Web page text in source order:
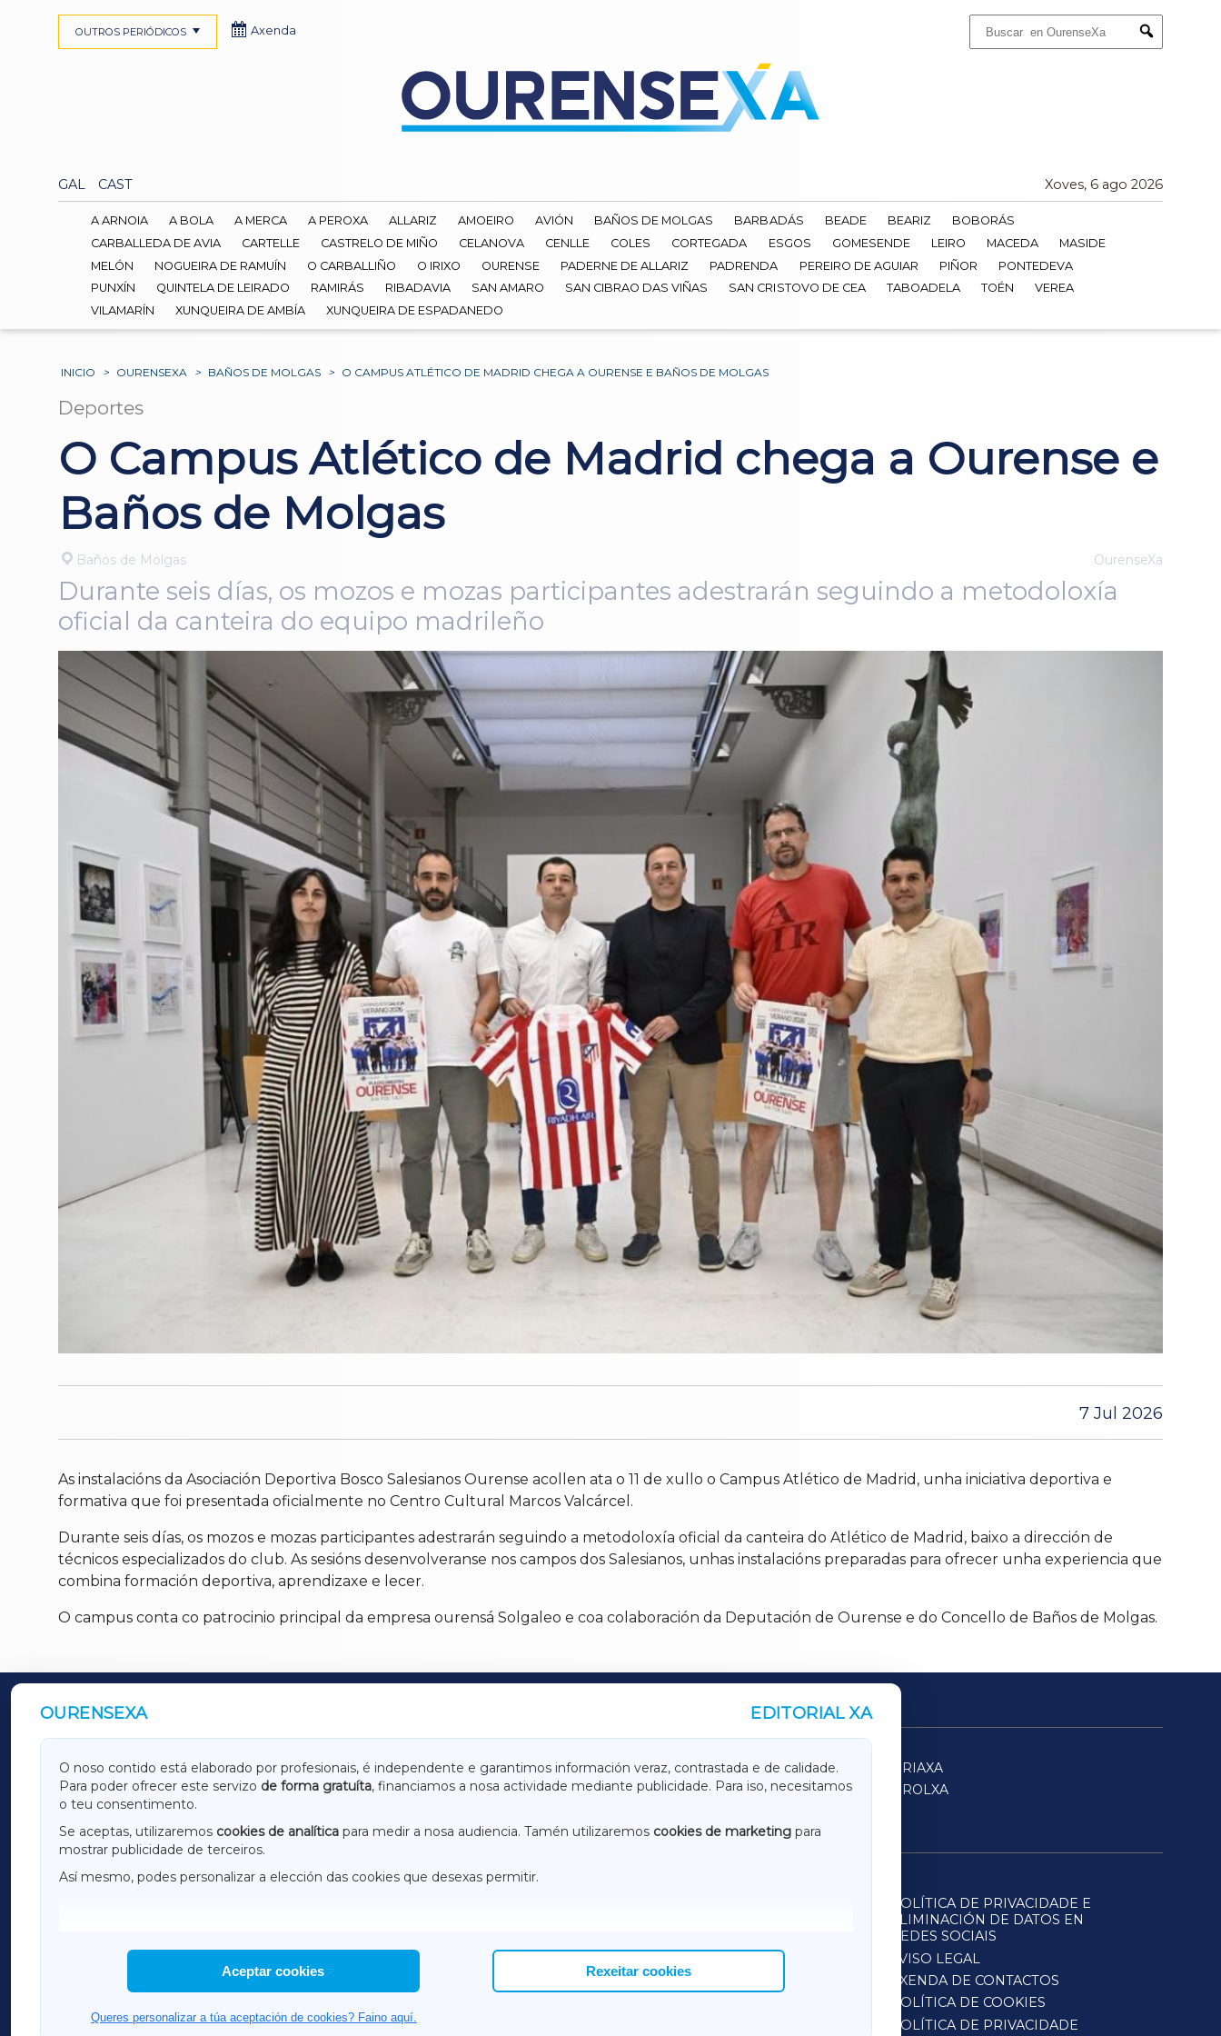
Submit
GAL CAST Xoves, 6 ago 2026
OUTROS PERIÓDICOS Axenda
A ARNOIA A BOLA A MERCA A PEROXA ALLARIZ AMOEIRO AVIÓN BAÑOS DE MOLGAS BARBADÁS BEADE BEARIZ
BOBORÁS
CARBALLEDA DE AVIA
CARTELLE CASTRELO DE MIÑO CELANOVA CENLLE COLES CORTEGADA ESGOS GOMESENDE LEIRO MACEDA
MASIDE
MELÓN
NOGUEIRA DE RAMUÍN O CARBALLIÑO O IRIXO OURENSE PADERNE DE ALLARIZ PADRENDA PEREIRO DE AGUIAR PIÑOR
PONTEDEVA
PUNXÍN
QUINTELA DE LEIRADO RAMIRÁS RIBADAVIA SAN AMARO SAN CIBRAO DAS VIÑAS SAN CRISTOVO DE CEA TABOADELA TOÉN
VEREA
VILAMARÍN
XUNQUEIRA DE AMBÍA XUNQUEIRA DE ESPADANEDO
INICIO > OURENSEXA > BAÑOS DE MOLGAS > O CAMPUS ATLÉTICO DE MADRID CHEGA A OURENSE E BAÑOS DE MOLGAS
Deportes
O Campus Atlético de Madrid chega a Ourense e
Baños de Molgas
Baños de Molgas OurenseXa
Durante seis días, os mozos e mozas participantes adestrarán seguindo a metodoloxía
oficial da canteira do equipo madrileño
7 Jul 2026
As instalacións da Asociación Deportiva Bosco Salesianos Ourense acollen ata o 11 de xullo o Campus Atlético de Madrid, unha iniciativa deportiva e
formativa que foi presentada oficialmente no Centro Cultural Marcos Valcárcel.
Durante seis días, os mozos e mozas participantes adestrarán seguindo a metodoloxía oficial da canteira do Atlético de Madrid, baixo a dirección de
técnicos especializados do club. As sesións desenvolveranse nos campos dos Salesianos, unhas instalacións preparadas para ofrecer unha experiencia que
combina formación deportiva, aprendizaxe e lecer.
O campus conta co patrocinio principal da empresa ourensá Solgaleo e coa colaboración da Deputación de Ourense e do Concello de Baños de Molgas.
OURENSEXA EDITORIAL XA
O noso contido está elaborado por profesionais, é independente e garantimos información veraz, contrastada e de calidade.
Para poder ofrecer este servizo de forma gratuíta, financiamos a nosa actividade mediante publicidade. Para iso, necesitamos
o teu consentimento.
Se aceptas, utilizaremos cookies de analítica para medir a nosa audiencia. Tamén utilizaremos cookies de marketing para
mostrar publicidade de terceiros.
Así mesmo, podes personalizar a elección das cookies que desexas permitir.
Aceptar cookies Rexeitar cookies
Queres personalizar a túa aceptación de cookies? Faino aquí.
OUTROS PERIÓDICOS
GALICIAXA LUGOXA TERRACHAXA
SARRIAXA
AMARIÑAXA
RIBEIRASACRAXA ACORUÑAXA
FERROLXA
OURENSEXA
HEMEROTECA
POLÍTICA DE PRIVACIDADE E
ELIMINACIÓN DE DATOS EN
REDES SOCIAIS
AVISO LEGAL
AXENDA DE CONTACTOS
POLÍTICA DE COOKIES
POLÍTICA DE PRIVACIDADE